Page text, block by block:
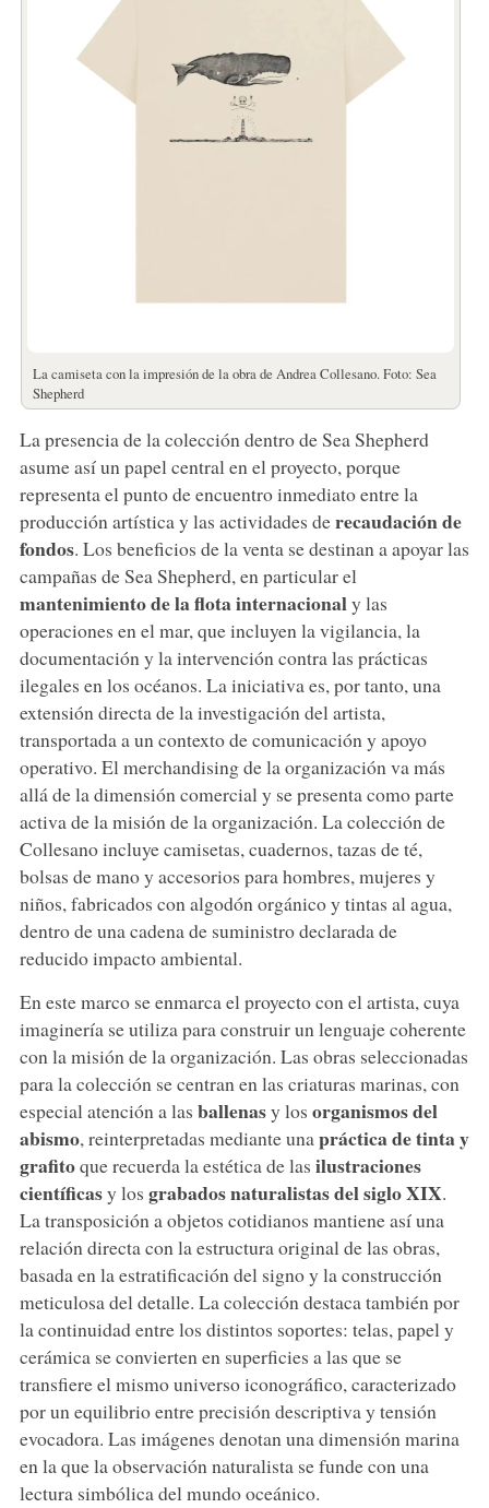
La camiseta con la impresión de la obra de Andrea Collesano. Foto: Sea
Shepherd
La presencia de la colección dentro de Sea Shepherd
asume así un papel central en el proyecto, porque
representa el punto de encuentro inmediato entre la
producción artística y las actividades derecaudación de
fondos. Los beneficios de la venta se destinan a apoyar las
campañas de Sea Shepherd, en particular el
mantenimiento de la flota internacionaly las
operaciones en el mar, que incluyen la vigilancia, la
documentación y la intervención contra las prácticas
ilegales en los océanos. La iniciativa es, por tanto, una
extensión directa de la investigación del artista,
transportada a un contexto de comunicación y apoyo
operativo. El merchandising de la organización va más
allá de la dimensión comercial y se presenta como parte
activa de la misión de la organización. La colección de
Collesano incluye camisetas, cuadernos, tazas de té,
bolsas de mano y accesorios para hombres, mujeres y
niños, fabricados con algodón orgánico y tintas al agua,
dentro de una cadena de suministro declarada de
reducido impacto ambiental.
En este marco se enmarca el proyecto con el artista, cuya
imaginería se utiliza para construir un lenguaje coherente
con la misión de la organización. Las obras seleccionadas
para la colección se centran en las criaturas marinas, con
especial atención a las ballenasy los organismos del
abismo, reinterpretadas mediante unapráctica de tinta y
grafitoque recuerda la estética de las ilustraciones
científicasy los grabadosnaturalistasdel siglo XIX.
La transposición a objetos cotidianos mantiene así una
relación directa con la estructura original de las obras,
basada en la estratificación del signo y la construcción
meticulosa del detalle. La colección destaca también por
la continuidad entre los distintos soportes: telas, papel y
cerámica se convierten en superficies a las que se
transfiere el mismo universo iconográfico, caracterizado
por un equilibrio entre precisión descriptiva y tensión
evocadora. Las imágenes denotan una dimensión marina
en la que la observación naturalista se funde con una
lectura simbólica del mundo oceánico.